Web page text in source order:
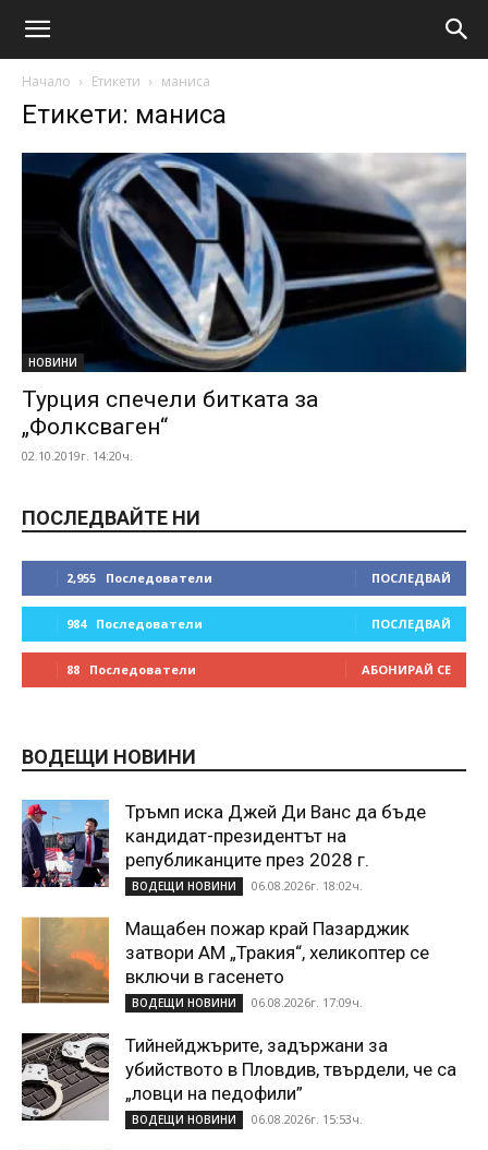
Начало Етикети маниса
Етикети: маниса
НОВИНИ
Турция спечели битката за
„Фолксваген“
02.10.2019г. 14:20ч.
ПОСЛЕДВАЙТЕ НИ
2,955 Последователи ПОСЛЕДВАЙ
984 Последователи ПОСЛЕДВАЙ
88 Последователи АБОНИРАЙ СЕ
ВОДЕЩИ НОВИНИ
Тръмп иска Джей Ди Ванс да бъде
кандидат-президентът на
републиканците през 2028 г.
ВОДЕЩИ НОВИНИ 06.08.2026г. 18:02ч.
Мащабен пожар край Пазарджик
затвори АМ „Тракия“, хеликоптер се
включи в гасенето
ВОДЕЩИ НОВИНИ 06.08.2026г. 17:09ч.
Тийнейджърите, задържани за
убийството в Пловдив, твърдели, че са
„ловци на педофили”
ВОДЕЩИ НОВИНИ 06.08.2026г. 15:53ч.